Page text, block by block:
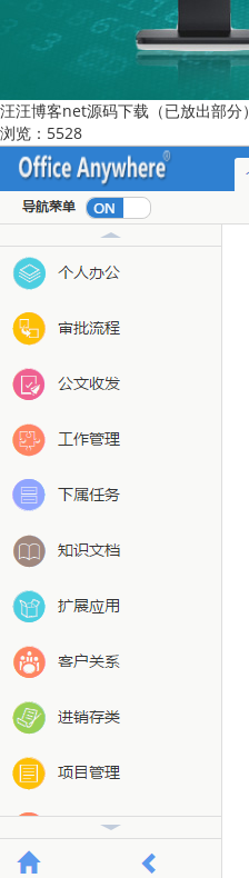
汪汪博客net源码下载（已放出部分）
浏览：5528